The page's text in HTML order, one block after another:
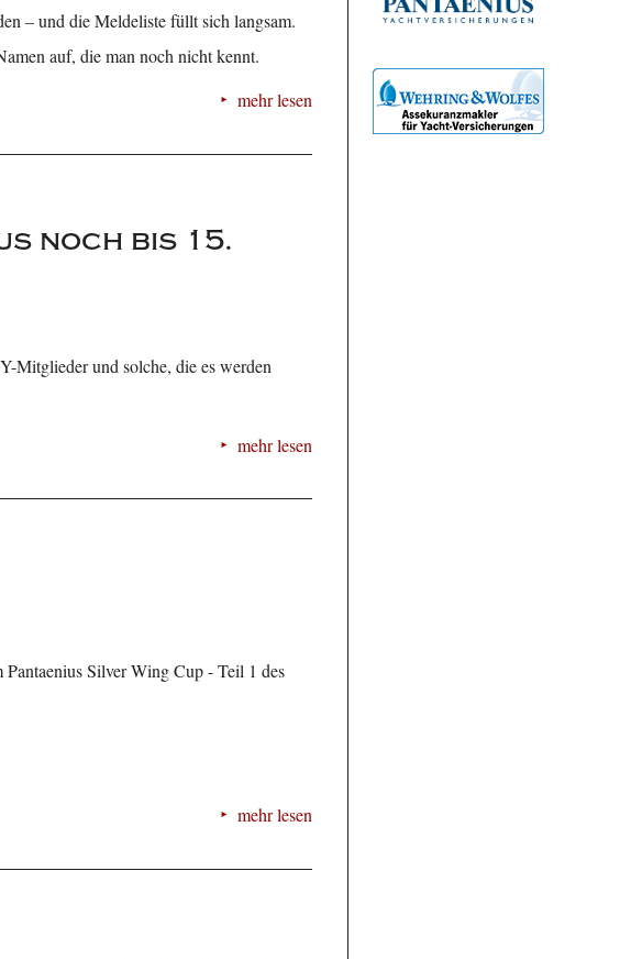
– und die Meldeliste füllt sich langsam.
auf, die man noch nicht kennt.
mehr lesen
noch bis 15.
Mitglieder und solche, die es werden
mehr lesen
Pantaenius Silver Wing Cup - Teil 1 des
mehr lesen